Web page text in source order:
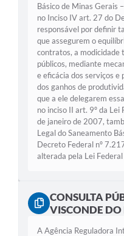
Básico de Minas Gerais
no Inciso IV art. 27 do
responsável por definir
que assegurem o
contratos, a modicidade
públicos, mediante
e eficácia dos serviços
dos ganhos de
que a ele delegarem
no inciso II art. 9º da
de janeiro de 2007,
Legal do Saneamento
Decreto Federal nº
alterada pela Lei
CONSULTA
VISCONDE
A Agência Reguladora